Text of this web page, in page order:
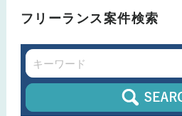
フリーランス案件検索